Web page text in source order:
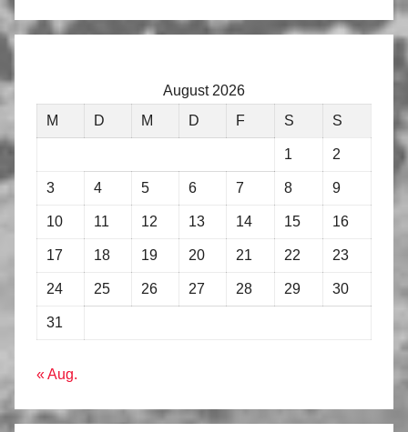
August 2026
M
D M D F S S
1 2
3 4 5 6 7 8 9
10 11 12 13 14 15 16
17 18 19 20 21 22 23
24 25 26 27 28 29 30
31
« Aug.